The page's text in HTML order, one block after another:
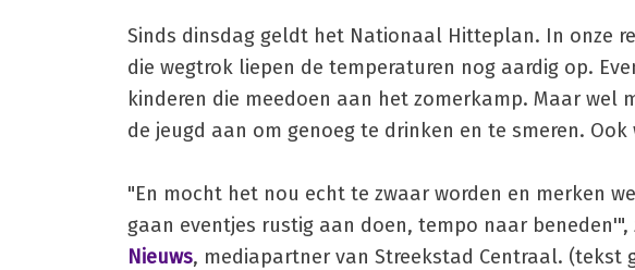
Sinds dinsdag geldt het Nationaal Hitteplan. In onze
die wegtrok liepen de temperaturen nog aardig op.
kinderen die meedoen aan het zomerkamp. Maar wel
de jeugd aan om genoeg te drinken en te smeren.
"En mocht het nou echt te zwaar worden en merken
gaan eventjes rustig aan doen, tempo naar
Nieuws, mediapartner van Streekstad Centraal. (tekst